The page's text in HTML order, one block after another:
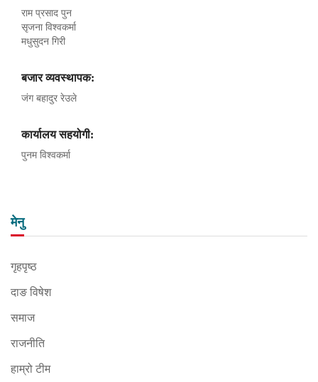
राम प्रसाद पुन
सृजना विश्वकर्मा
मधुसुदन गिरी
बजार व्यवस्थापक:
जंग बहादुर रेउले
कार्यालय सहयोगी:
पुनम विश्वकर्मा
मेनु
गृहपृष्ठ
दाङ विषेश
समाज
राजनीति
हाम्रो टीम